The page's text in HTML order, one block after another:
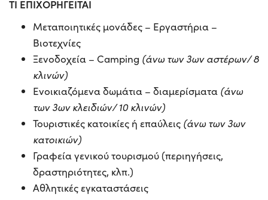
ΤΙ ΕΠΙΧΟΡΗΓΕΙΤΑΙ
Μεταποιητικές μονάδες – Εργαστήρια –
Βιοτεχνίες
Ξενοδοχεία – Camping (άνω των 3ων αστέρων/ 8
κλινών)
Ενοικιαζόμενα δωμάτια – διαμερίσματα (άνω
των 3ων κλειδιών/ 10 κλινών)
Τουριστικές κατοικίες ή επαύλεις (άνω των 3ων
κατοικιών)
Γραφεία γενικού τουρισμού (περιηγήσεις,
δραστηριότητες, κλπ.)
Αθλητικές εγκαταστάσεις